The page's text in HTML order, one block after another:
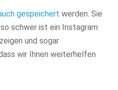
gespeichert werden. Sie
schwer ist ein Instagram
und sogar
wir Ihnen weiterhelfen